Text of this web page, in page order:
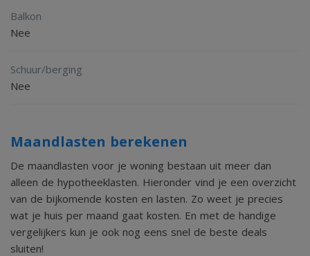
Balkon
Nee
Schuur/berging
Nee
Maandlasten berekenen
De maandlasten voor je woning bestaan uit meer dan
alleen de hypotheeklasten. Hieronder vind je een overzicht
van de bijkomende kosten en lasten. Zo weet je precies
wat je huis per maand gaat kosten. En met de handige
vergelijkers kun je ook nog eens snel de beste deals
sluiten!